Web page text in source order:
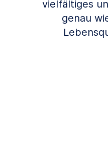
vielfältiges
genau